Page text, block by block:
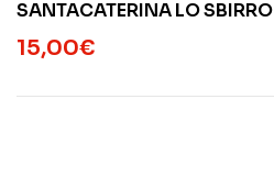
SANTACATERINA LO SBIRRO
15,00€